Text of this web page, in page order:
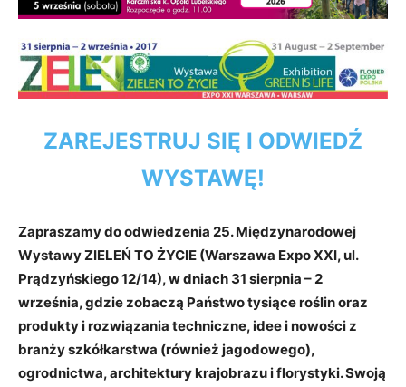
ZAREJESTRUJ SIĘ I ODWIEDŹ
WYSTAWĘ!
Zapraszamy do odwiedzenia 25. Międzynarodowej
Wystawy ZIELEŃ TO ŻYCIE (Warszawa Expo XXI, ul.
Prądzyńskiego 12/14), w dniach 31 sierpnia – 2
września, gdzie zobaczą Państwo tysiące roślin oraz
produkty i rozwiązania techniczne, idee i nowości z
branży szkółkarstwa (również jagodowego),
ogrodnictwa, architektury krajobrazu i florystyki. Swoją